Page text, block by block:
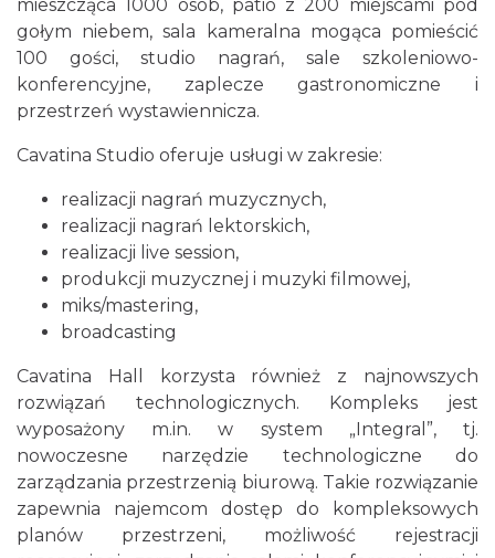
mieszcząca 1000 osób, patio z 200 miejscami pod
gołym niebem, sala kameralna mogąca pomieścić
100 gości, studio nagrań, sale szkoleniowo-
konferencyjne, zaplecze gastronomiczne i
przestrzeń wystawiennicza.
Cavatina Studio oferuje usługi w zakresie:
realizacji nagrań muzycznych,
realizacji nagrań lektorskich,
realizacji live session,
produkcji muzycznej i muzyki filmowej,
miks/mastering,
broadcasting
Cavatina Hall korzysta również z najnowszych
rozwiązań technologicznych. Kompleks jest
wyposażony m.in. w system „Integral”, tj.
nowoczesne narzędzie technologiczne do
zarządzania przestrzenią biurową. Takie rozwiązanie
zapewnia najemcom dostęp do kompleksowych
planów przestrzeni, możliwość rejestracji